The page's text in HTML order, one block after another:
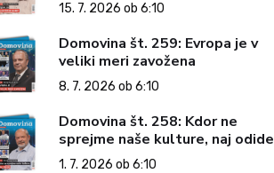
15. 7. 2026 ob 6:10
Domovina št. 259: Evropa je v
veliki meri zavožena
8. 7. 2026 ob 6:10
Domovina št. 258: Kdor ne
sprejme naše kulture, naj odide
1. 7. 2026 ob 6:10